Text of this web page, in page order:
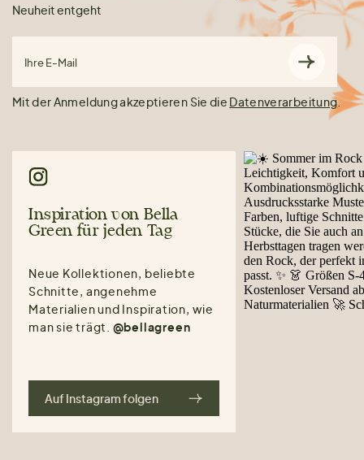
Neuheit entgeht
Ihre E-Mail
Mit der Anmeldung akzeptieren Sie die Datenverarbeitung.
Inspiration von Bella
Green für jeden Tag
Neue Kollektionen, beliebte
Schnitte, angenehme
Materialien und Inspiration, wie
man sie trägt. @bellagreen
Auf Instagram folgen